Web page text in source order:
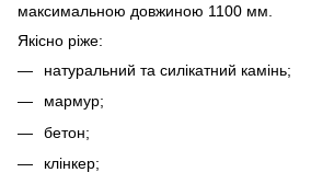
максимальною довжиною 1100 мм.
Якісно ріже:
натуральний та силікатний камінь;
мармур;
бетон;
клінкер;